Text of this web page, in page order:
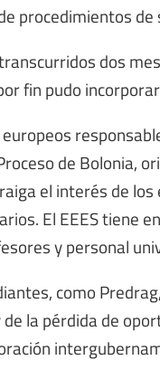
procedimientos de
dos
fin pudo
de Bolonia,
el interés de
El EEES tiene
y personal
como
la pérdida de